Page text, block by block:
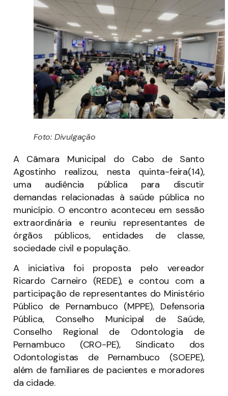
Foto: Divulgação
A Câmara Municipal do Cabo de Santo
Agostinho realizou, nesta quinta-feira(14),
uma audiência pública para discutir
demandas relacionadas à saúde pública no
município. O encontro aconteceu em sessão
extraordinária e reuniu representantes de
órgãos públicos, entidades de classe,
sociedade civil e população.
A iniciativa foi proposta pelo vereador
Ricardo Carneiro (REDE), e contou com a
participação de representantes do Ministério
Público de Pernambuco (MPPE), Defensoria
Pública, Conselho Municipal de Saúde,
Conselho Regional de Odontologia de
Pernambuco (CRO-PE), Sindicato dos
Odontologistas de Pernambuco (SOEPE),
além de familiares de pacientes e moradores
da cidade.